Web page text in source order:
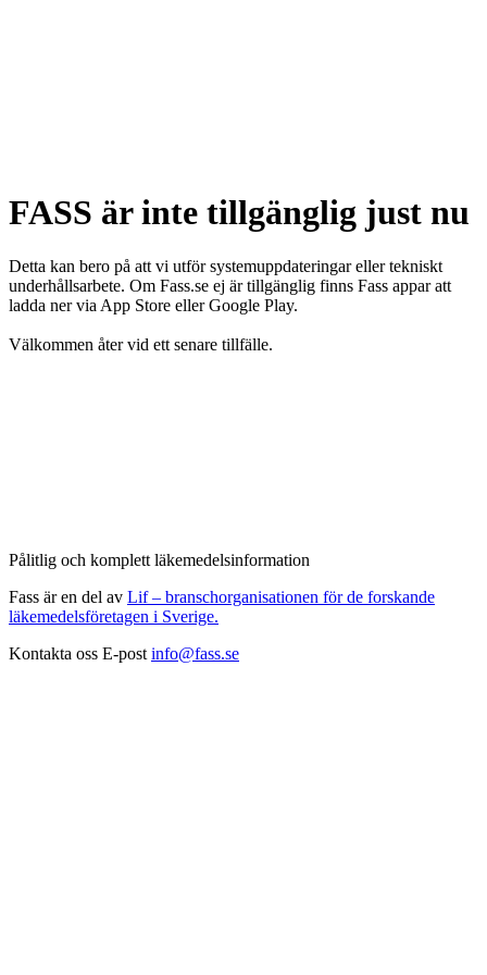
FASS är inte tillgänglig just nu
Detta kan bero på att vi utför systemuppdateringar eller tekniskt
underhållsarbete. Om Fass.se ej är tillgänglig finns Fass appar att
ladda ner via App Store eller Google Play.
Välkommen åter vid ett senare tillfälle.
Pålitlig och komplett läkemedelsinformation
Fass är en del av Lif – branschorganisationen för de forskande
läkemedelsföretagen i Sverige.
Kontakta oss E-post info@fass.se